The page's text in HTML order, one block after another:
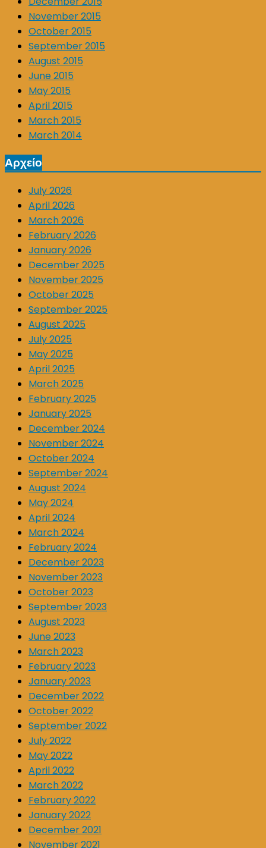
November 2015
October 2015
September 2015
August 2015
June 2015
May 2015
April 2015
March 2015
March 2014
Αρχείο
July 2026
April 2026
March 2026
February 2026
January 2026
December 2025
November 2025
October 2025
September 2025
August 2025
July 2025
May 2025
April 2025
March 2025
February 2025
January 2025
December 2024
November 2024
October 2024
September 2024
August 2024
May 2024
April 2024
March 2024
February 2024
December 2023
November 2023
October 2023
September 2023
August 2023
June 2023
March 2023
February 2023
January 2023
December 2022
October 2022
September 2022
July 2022
May 2022
April 2022
March 2022
February 2022
January 2022
December 2021
November 2021